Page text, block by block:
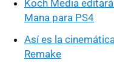
Koch Media
Mana para PS4
Así es la
Remake